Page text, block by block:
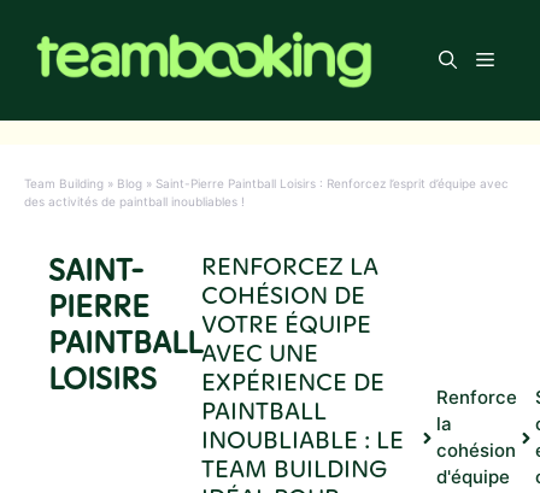
contenu
Menu
Team Building » Blog » Saint-Pierre Paintball Loisirs : Renforcez l’esprit d’équipe avec
des activités de paintball inoubliables !
SAINT-
PIERRE
PAINTBALL
LOISIRS
RENFORCEZ LA
COHÉSION DE
VOTRE ÉQUIPE
AVEC UNE
EXPÉRIENCE DE
PAINTBALL
INOUBLIABLE : LE
TEAM BUILDING
Renforce
la
cohésion
d'équipe